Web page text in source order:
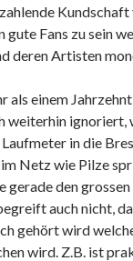
gute Fans zu sein
deren Artisten
als einem
weiterhin ignoriert,
in die
Netz wie Pilze
gerade den
auch nicht,
gehört wird
wird. Z.B. ist